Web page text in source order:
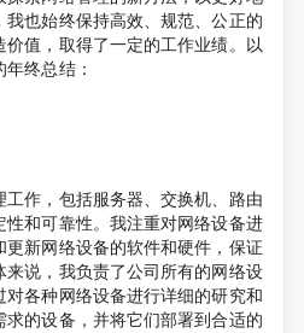
我也始终保持高效、规范、公正的
值，取得了一定的工作业绩。以
终总结：
作，包括服务器、交换机、路由
和可靠性。我注重对网络设备进
新网络设备的软件和硬件，保证
来说，我负责了公司所有的网络设
各种网络设备进行详细的研究和
的设备，并将它们部署到合适的